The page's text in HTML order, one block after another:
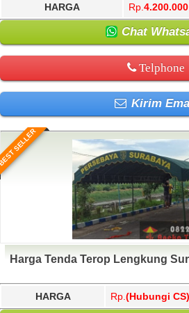
HARGA Rp. 4.200.000
Chat
Telphone
Kirim
SELLER
Harga Tenda Terop Lengkung
HARGA Rp. (Hubungi CS)